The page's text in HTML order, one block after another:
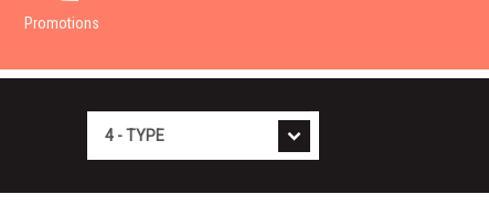
Promotions